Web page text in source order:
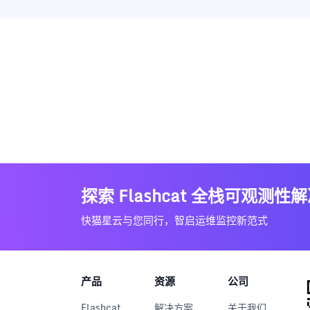
探索 Flashcat 全栈可观测性
快猫星云与您同行，智启运维监控新范式
产品 资源 公司